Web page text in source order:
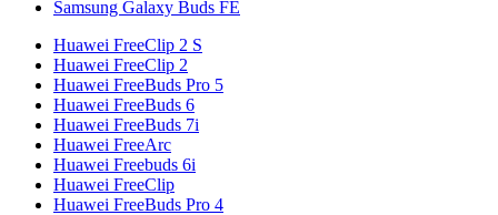
Samsung Galaxy Buds FE
Huawei FreeClip 2 S
Huawei FreeClip 2
Huawei FreeBuds Pro 5
Huawei FreeBuds 6
Huawei FreeBuds 7i
Huawei FreeArc
Huawei Freebuds 6i
Huawei FreeClip
Huawei FreeBuds Pro 4